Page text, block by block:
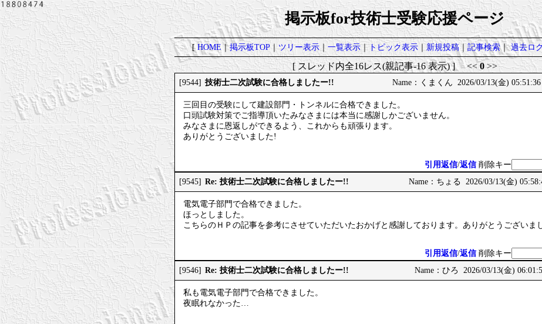
掲示板for技術士受験応援ページ
[HOME｜掲示板TOP｜ツリー表示｜一覧表示｜トピック表示｜新規投稿｜記事検索｜過去ロ
[ スレッド内全16レス(親記事-16 表示) ] <<0>>
[9544] 技術士二次試験に合格しましたー!! Name：くまくん 2026/03/13(金) 05:51:36
三回目の受験にして建設部門・トンネルに合格できました。
口頭試験対策でご指導頂いたみなさまには本当に感謝しかございません。
みなさまに恩返しができるよう、これからも頑張ります。
ありがとうございました!
引用返信/返信 削除キー
[9545] Re: 技術士二次試験に合格しましたー!! Name：ちょる 2026/03/13(金)
電気電子部門で合格できました。
ほっとしました。
こちらのＨＰの記事を参考にさせていただいたおかげと感謝しております。ありがとうございま
引用返信/返信 削除キー
[9546] Re: 技術士二次試験に合格しましたー!! Name：ひろ 2026/03/13(金)
私も電気電子部門で合格できました。
夜眠れなかった…